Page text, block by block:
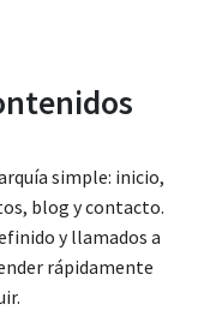
simple: inicio,
blog y contacto.
y llamados a
rápidamente